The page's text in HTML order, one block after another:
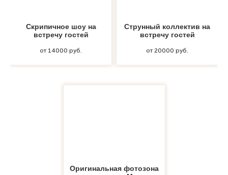
Скрипичное шоу на
встречу гостей
от 14000 руб.
Струнный коллектив на
встречу гостей
от 20000 руб.
Оригинальная фотозона